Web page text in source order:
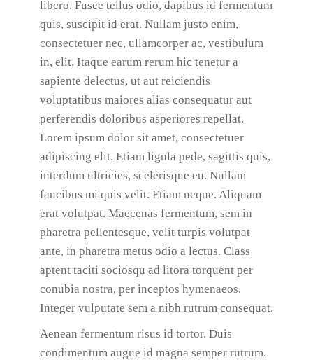
libero. Fusce tellus odio, dapibus id fermentum
quis, suscipit id erat. Nullam justo enim,
consectetuer nec, ullamcorper ac, vestibulum
in, elit. Itaque earum rerum hic tenetur a
sapiente delectus, ut aut reiciendis
voluptatibus maiores alias consequatur aut
perferendis doloribus asperiores repellat.
Lorem ipsum dolor sit amet, consectetuer
adipiscing elit. Etiam ligula pede, sagittis quis,
interdum ultricies, scelerisque eu. Nullam
faucibus mi quis velit. Etiam neque. Aliquam
erat volutpat. Maecenas fermentum, sem in
pharetra pellentesque, velit turpis volutpat
ante, in pharetra metus odio a lectus. Class
aptent taciti sociosqu ad litora torquent per
conubia nostra, per inceptos hymenaeos.
Integer vulputate sem a nibh rutrum consequat.
Aenean fermentum risus id tortor. Duis
condimentum augue id magna semper rutrum.